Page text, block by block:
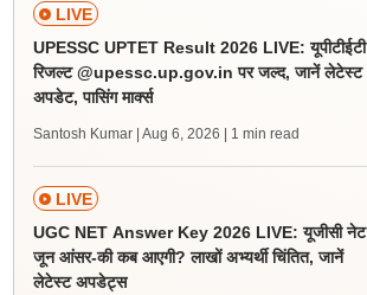
LIVE
UPESSC UPTET Result 2026 LIVE: यूपीटीईटी
रिजल्ट @upessc.up.gov.in पर जल्द, जानें लेटेस्ट
अपडेट, पासिंग मार्क्स
Santosh Kumar | Aug 6, 2026 | 1 min read
LIVE
UGC NET Answer Key 2026 LIVE: यूजीसी नेट
जून आंसर-की कब आएगी? लाखों अभ्यर्थी चिंतित, जानें
लेटेस्ट अपडेट्स